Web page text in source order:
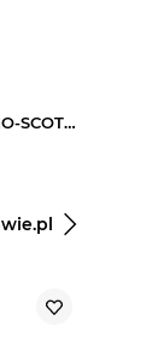
Beverly Hills Polo Club EO-SCOTT-12 MI08 Szary